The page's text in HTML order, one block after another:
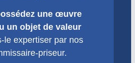
une œuvre
un objet de valeur
le expertiser par nos
priseur.